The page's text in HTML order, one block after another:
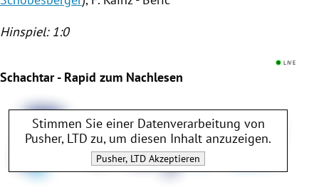
Hinspiel: 1:0
LIVE
Schachtar - Rapid zum Nachlesen
Stimmen Sie einer Datenverarbeitung von
Pusher, LTD zu, um diesen Inhalt anzuzeigen.
Pusher, LTD Akzeptieren